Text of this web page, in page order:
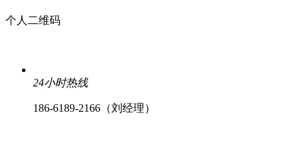
个人二维码
24小时热线
186-6189-2166（刘经理）